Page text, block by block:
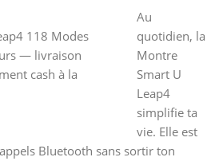
118 Modes
— livraison
cash à la
Au
quotidien, la
Montre
Smart U
Leap4
simplifie ta
vie. Elle est
Bluetooth sans sortir ton